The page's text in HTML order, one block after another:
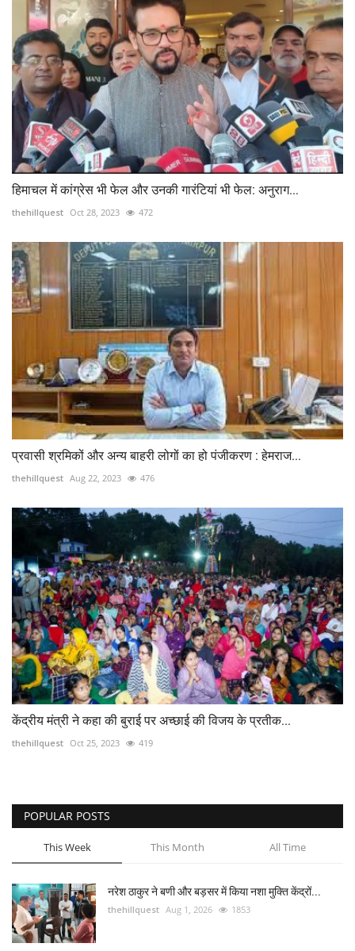
हिमाचल में कांग्रेस भी फेल और उनकी गारंटियां भी फेल: अनुराग...
thehillquest Oct 28, 2023 472
प्रवासी श्रमिकों और अन्य बाहरी लोगों का हो पंजीकरण : हेमराज...
thehillquest Aug 22, 2023 476
केंद्रीय मंत्री ने कहा की बुराई पर अच्छाई की विजय के प्रतीक...
thehillquest Oct 25, 2023 419
POPULAR POSTS
This Week This Month All Time
नरेश ठाकुर ने बणी और बड़सर में किया नशा मुक्ति केंद्रों...
thehillquest Aug 1, 2026 1853